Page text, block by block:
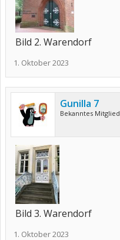
Bild 2. Warendorf
1. Oktober 2023
Gunilla 7
Bekanntes Mitglied
Bild 3. Warendorf
1. Oktober 2023